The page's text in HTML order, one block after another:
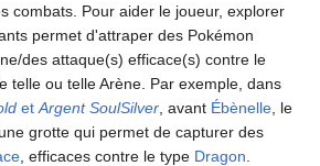
combats. Pour aider le joueur, explorer
permet d'attraper des Pokémon
des attaque(s) efficace(s) contre le
telle ou telle Arène. Par exemple, dans
et Argent SoulSilver , avant Ébènelle , le
grotte qui permet de capturer des
, efficaces contre le type Dragon